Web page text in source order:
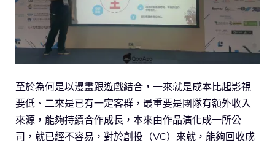
至於為何是以漫畫跟遊戲結合，一來就是成本比起影視
要低、二來是已有一定客群，最重要是團隊有額外收入
來源，能夠持續合作成長，本來由作品演化成一所公
司，就已經不容易，對於創投（VC）來就，能夠回收成